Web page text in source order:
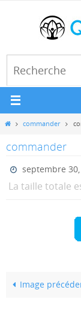
Homecommander
commander
septembre
La taille totale
Image